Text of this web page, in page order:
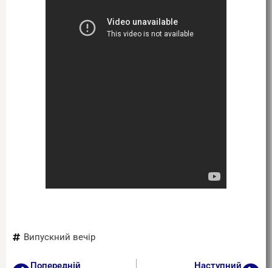
Випускний вечір
Попередній Наступний